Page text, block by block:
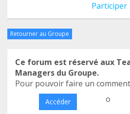
Participer
Retourner au Groupe
Ce forum est réservé aux
Managers du Groupe.
Pour pouvoir faire un
Accéder o